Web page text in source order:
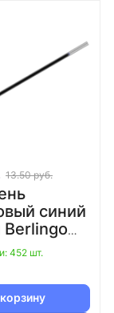
13.50 руб.
синий
"H-30",
0.7
452 шт.